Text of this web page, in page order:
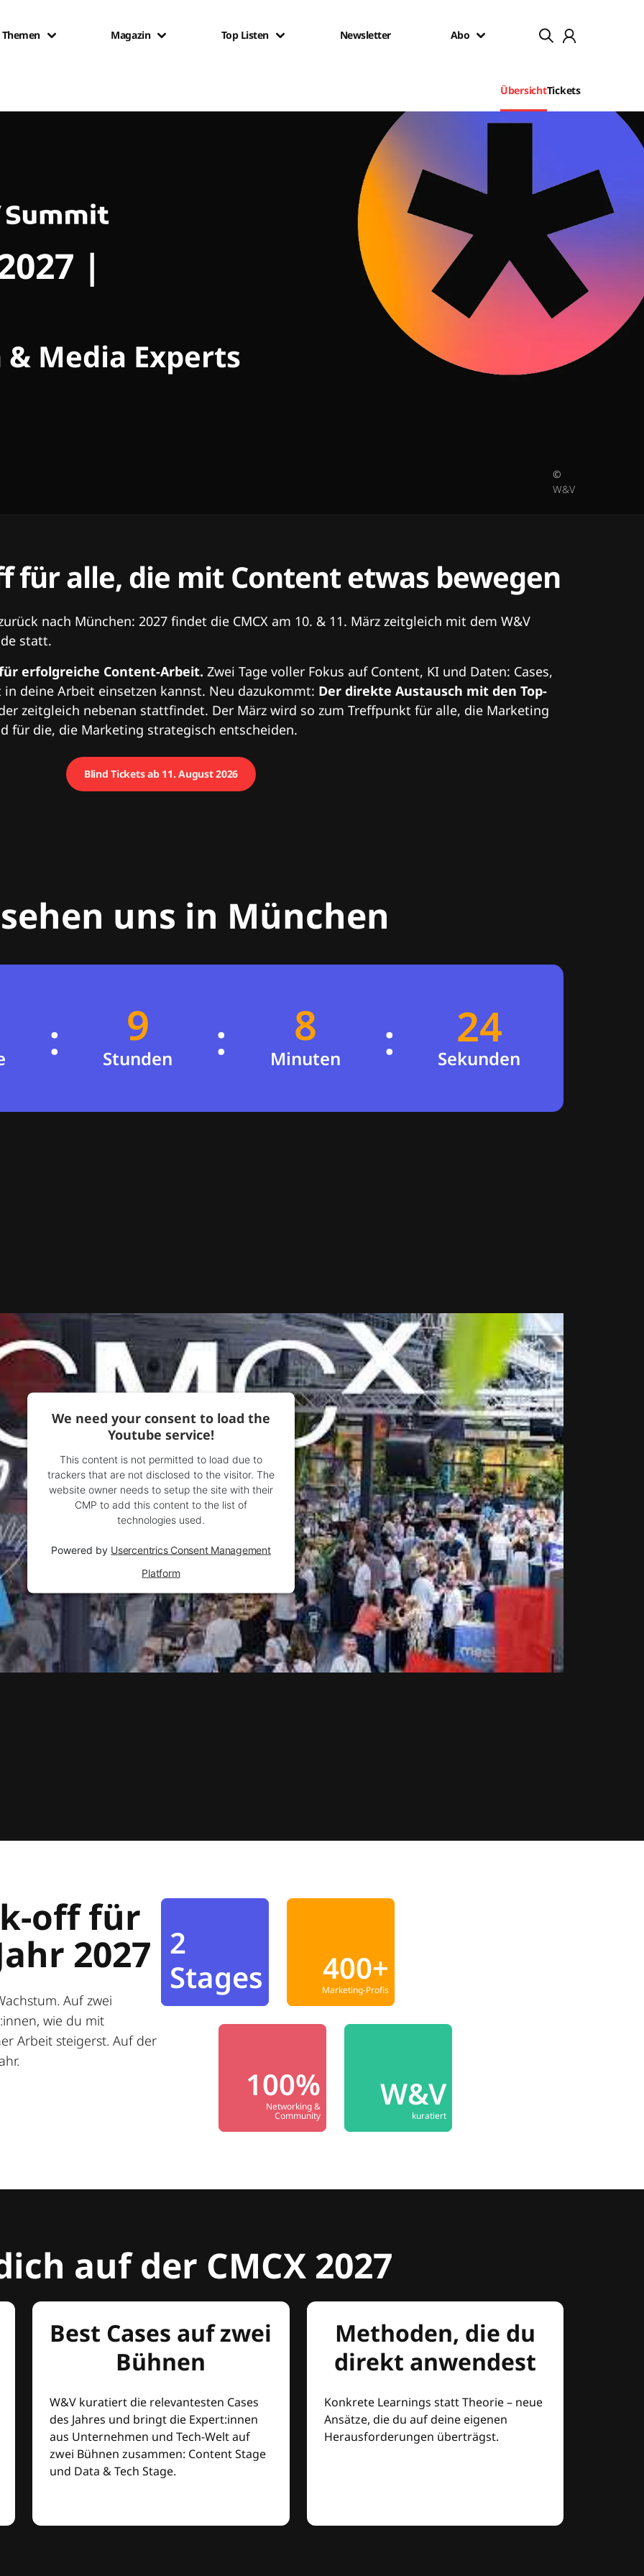
Themen Magazin Top Listen Newsletter Abo
ÜbersichtTickets
|
& Media Experts
©
W&V
für alle, die mit Content etwas bewegen
nach München: 2027 findet die CMCX am 10. & 11. März zeitgleich mit dem W&V
statt.
erfolgreiche Content-Arbeit. Zwei Tage voller Fokus auf Content, KI und Daten: Cases,
deine Arbeit einsetzen kannst. Neu dazukommt: Der direkte Austausch mit den Top-
zeitgleich nebenan stattfindet. Der März wird so zum Treffpunkt für alle, die Marketing
für die, die Marketing strategisch entscheiden.
Blind Tickets ab 11. August 2026
uns in München
:
9
8
Stunden :
8
7
Minuten :
24
23
Sekunden
We need your consent to load the
Youtube service!
This content is not permitted to load due to
trackers that are not disclosed to the visitor. The
website owner needs to setup the site with their
CMP to add this content to the list of
technologies used.
Powered by Usercentrics Consent Management
Platform
off für
2027
Auf zwei
wie du mit
Arbeit steigerst. Auf der
2
Stages
400+
Marketing-Profis
100%
Networking &
Community
W&V
kuratiert
auf der CMCX 2027
Best Cases auf zwei
Bühnen
W&V kuratiert die relevantesten Cases
des Jahres und bringt die Expert:innen
aus Unternehmen und Tech-Welt auf
zwei Bühnen zusammen: Content Stage
und Data & Tech Stage.
Methoden, die du
direkt anwendest
Konkrete Learnings statt Theorie – neue
Ansätze, die du auf deine eigenen
Herausforderungen überträgst.